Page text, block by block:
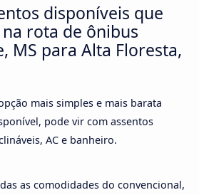
disponíveis que
rota de ônibus
MS para Alta Floresta,
mais simples e mais barata
pode vir com assentos
AC e banheiro.
as comodidades do convencional,